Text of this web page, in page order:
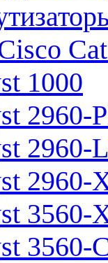
1000
2960-
2960-L
2960-
3560-
3560-